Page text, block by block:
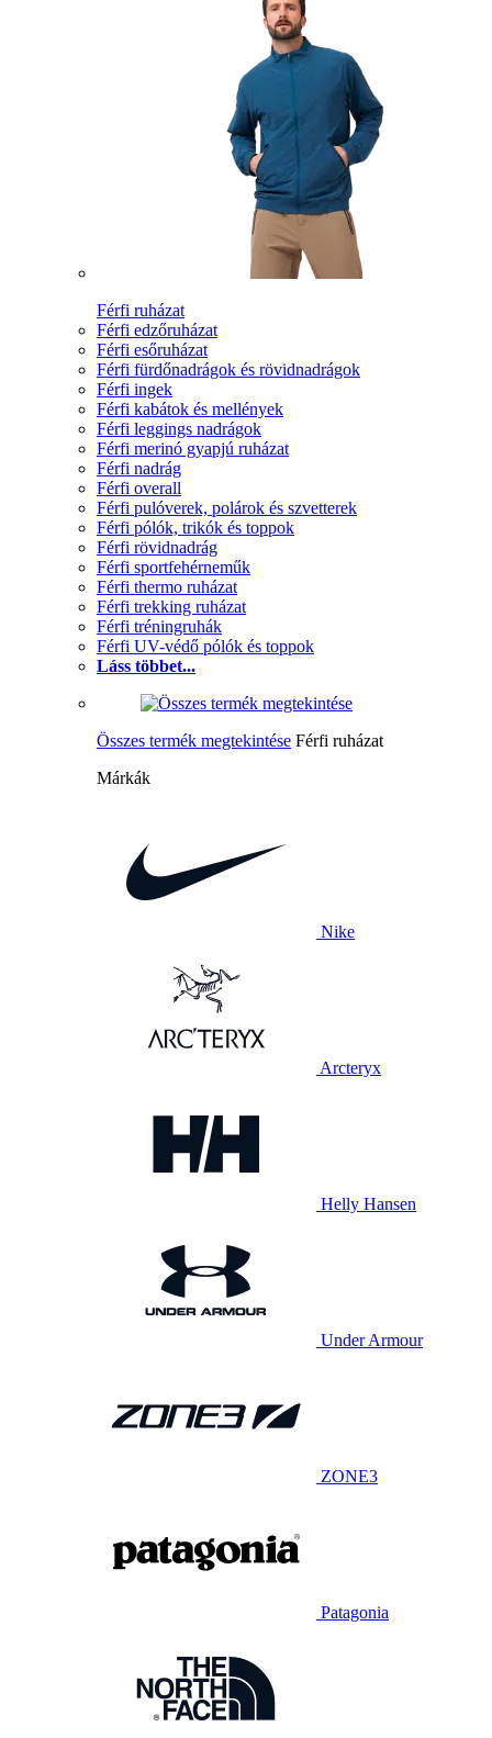
Férfi ruházat
Férfi edzőruházat
Férfi esőruházat
Férfi fürdőnadrágok és rövidnadrágok
Férfi ingek
Férfi kabátok és mellények
Férfi leggings nadrágok
Férfi merinó gyapjú ruházat
Férfi nadrág
Férfi overall
Férfi pulóverek, polárok és szvetterek
Férfi pólók, trikók és toppok
Férfi rövidnadrág
Férfi sportfehérneműk
Férfi thermo ruházat
Férfi trekking ruházat
Férfi tréningruhák
Férfi UV-védő pólók és toppok
Láss többet...
Összes termék megtekintése Férfi ruházat
Márkák
Nike
Arcteryx
Helly Hansen
Under Armour
ZONE3
Patagonia